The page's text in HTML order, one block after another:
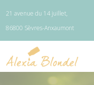
21 avenue du 14 juillet,
86800 Sèvres-Anxaumont